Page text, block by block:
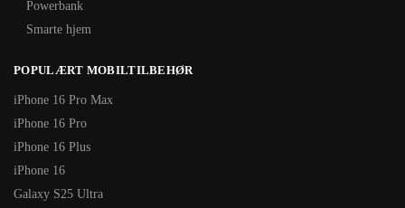
Powerbank
Smarte hjem
POPULÆRT MOBILTILBEHØR
iPhone 16 Pro Max
iPhone 16 Pro
iPhone 16 Plus
iPhone 16
Galaxy S25 Ultra